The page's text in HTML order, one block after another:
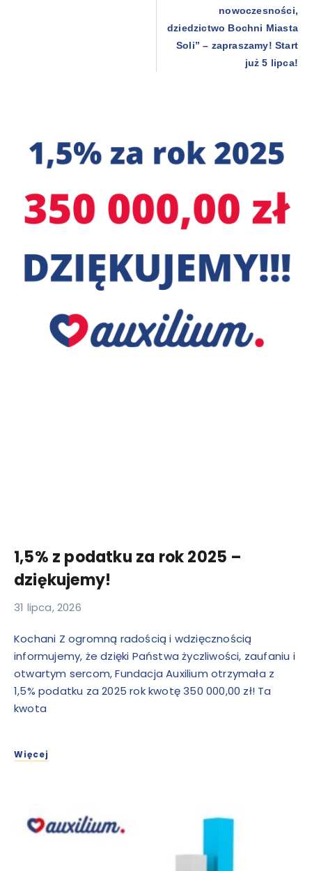
nowoczesności,
dziedzictwo Bochni Miasta
Soli” – zapraszamy! Start
już 5 lipca!
1,5% z podatku za rok 2025 –
dziękujemy!
31 lipca, 2026
Kochani Z ogromną radością i wdzięcznością
informujemy, że dzięki Państwa życzliwości, zaufaniu i
otwartym sercom, Fundacja Auxilium otrzymała z
1,5% podatku za 2025 rok kwotę 350 000,00 zł! Ta
kwota
Więcej